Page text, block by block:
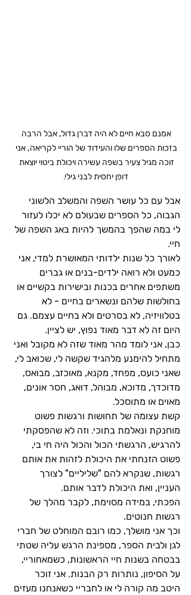
אמנם סבא חיים לא היה דברן גדול, אבל הרבה
בזכות הספרים שלו והעידוד של הוריי לקריאה, אני
זוכה מגיל צעיר בשפה עשירה ויכולת ביטוי יוצאת
דופן יחסית לבני גילי.
אבל עם כל עושר השפה והמשלב הלשוני
הגבוה, כל הספרים שבעולם לא יכלו לעזור
לי במה שהפך בהמשך להיות באג השפה של
חיי.
לאורך כל שנות ילדותי המאושרת למדי, אני
כמעט ולא רואה ילדים-בנים או גברים
משתפים אחרים בכנות ובישירות בקשיים או
בחולשות שלהם ונשארים בחיים - לא
בטלוויזיה, לא בסרטים ולא בחיים עצמם. גם
היום זה לא דבר מאוד נפוץ, יש לציין.
כבן, אני לומד מהר מאוד שזה לא מקובל ואני
מתחיל להימנע מלהגיד שקשה לי, שכואב לי,
שאני כועס, מפחד, מקנא, מאוכזב, מבואס,
מדוכדך, מדוכא, מבוהל, דואג, חסר אונים,
מאוים או מתוסכל.
קשת עצומה של תחושות ורגשות פשוט
מוחנקת ונאלמת בתוכי. וזה לא שהפסקתי
להרגיש, הרגשתי הכול והכול היה חי בי,
פשוט הזנחתי את היכולת לזהות את אותם
רגשות, שנקרא להם "שליליים" לצורך
העניין, ואת היכולת לדבר אותם.
הפכתי, במידה מסוימת, לקבר מהלך של
רגשות חנוטים.
וכך אני מושלך, כמו רובם המוחלט של חברי
לגן ולבית הספר, מספינת הרגש עליה שטתי
בבטחה בשנות חיי הראשונות, כשמאחוריי,
על הסיפון, נותרות רק הבנות. אני זוכר
היטב מה קורה לי או לחבריי כשאנחנו מעזים